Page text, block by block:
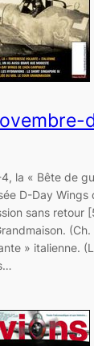
la « Bête de
D-Day Wings
sans retour
» italienne.